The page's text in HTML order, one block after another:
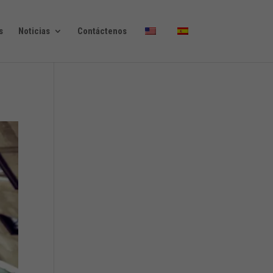
Noticias Contáctenos